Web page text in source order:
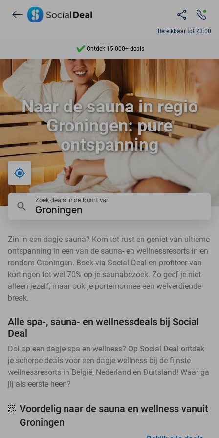
Bereikbaar tot 23:00
Ontdek 15.000+ deals
7 dagen per week beschikbaar
10+ miljoen leden
9,4
Ontdek 15.000+ deals
Naar de sauna in regio
Groningen: pure
ontspanning
Bij mij in de buurt
Zoek deals in de buurt van
Groningen
Zin in een dagje sauna? Kom tot rust en geniet van ultieme
ontspanning in een van de sauna- en wellnessresorts in en
rondom Groningen. Boek via Social Deal en profiteer van
kortingen tot wel 70% op je saunabezoek. Zo geef je niet
alleen jezelf, maar ook je portemonnee een welverdiende
break.
Alle spa-, sauna- en wellnessdeals bij Social
Deal
Dol op een dagje spa en wellness? Op Social Deal ontdek
je scherpe deals voor een dagje wellness bij de fijnste
wellnessresorts in België, Nederland en Duitsland! Waar ga
jij als eerste heen?
🧖 Voordelig naar de sauna en wellness vanuit
Groningen